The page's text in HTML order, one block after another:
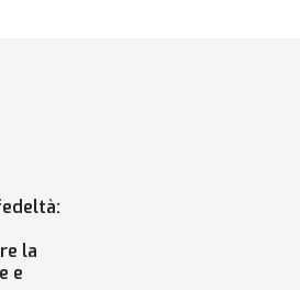
la
e